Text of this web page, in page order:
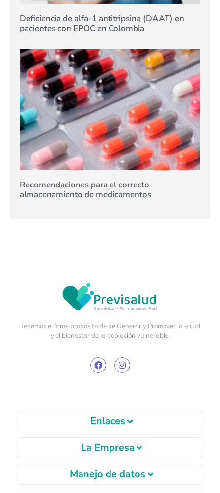
Deficiencia de alfa-1 antitripsina (DAAT) en
pacientes con EPOC en Colombia
Recomendaciones para el correcto
almacenamiento de medicamentos
Tenemos el firme propósito de de Generar y Promover la salud
y el bienestar de la población vulnerable.
Enlaces
La Empresa
Manejo de datos